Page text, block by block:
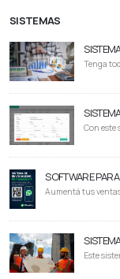
SISTEMAS
Tenga
Con este
SOFTWARE
Aumentá tus
Este